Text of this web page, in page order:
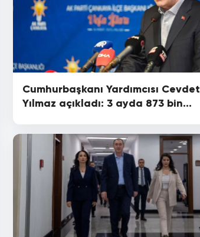
Cumhurbaşkanı Yardımcısı Cevdet
Yılmaz açıkladı: 3 ayda 873 bin